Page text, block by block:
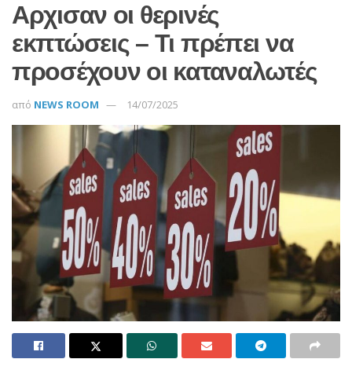
Αρχισαν οι θερινές
εκπτώσεις – Τι πρέπει να
προσέχουν οι καταναλωτές
από NEWS ROOM 14/07/2025